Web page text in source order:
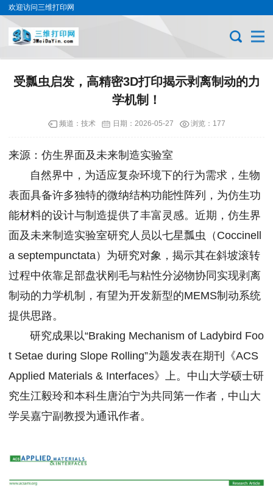
欢迎访问三维打印网
受瓢虫启发，高精密3D打印揭示剥离制动的力
学机制！
频道： 技术 日期： 2026-05-27 浏览：177
来源：仿生界面及未来制造实验室
自然界中，为适应复杂环境下的行为需求，生物
表面具备许多独特的微纳结构功能性阵列，为仿生功
能材料的设计与制造提供了丰富灵感。近期，仿生界
面及未来制造实验室研究人员以七星瓢虫（Coccinell
a septempunctata）为研究对象，揭示其在斜坡滚转
过程中依靠足部盘状刚毛与粘性分泌物协同实现剥离
制动的力学机制，有望为开发新型的MEMS制动系统
提供思路。
研究成果以“Braking Mechanism of Ladybird Foo
t Setae during Slope Rolling”为题发表在期刊《ACS
Applied Materials & Interfaces》上。中山大学硕士研
究生江毅玲和本科生唐泊宁为共同第一作者，中山大
学吴嘉宁副教授为通讯作者。